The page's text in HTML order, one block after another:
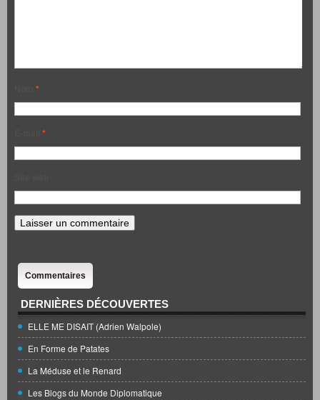
*
*
Commentaires
DERNIÈRES DÉCOUVERTES
ELLE ME DISAIT (Adrien Walpole)
En Forme de Patates
La Méduse et le Renard
Les Blogs du Monde Diplomatique